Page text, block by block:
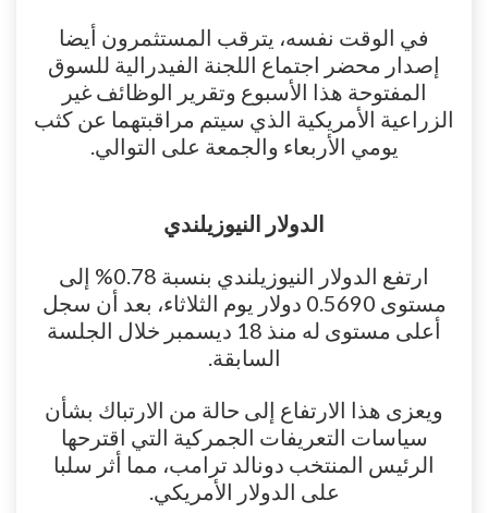
في الوقت نفسه، يترقب المستثمرون أيضا
إصدار محضر اجتماع اللجنة الفيدرالية للسوق
المفتوحة هذا الأسبوع وتقرير الوظائف غير
الزراعية الأمريكية الذي سيتم مراقبتهما عن كثب
يومي الأربعاء والجمعة على التوالي.
الدولار النيوزيلندي
ارتفع الدولار النيوزيلندي بنسبة 0.78% إلى
مستوى 0.5690 دولار يوم الثلاثاء، بعد أن سجل
أعلى مستوى له منذ 18 ديسمبر خلال الجلسة
السابقة.
ويعزى هذا الارتفاع إلى حالة من الارتباك بشأن
سياسات التعريفات الجمركية التي اقترحها
الرئيس المنتخب دونالد ترامب، مما أثر سلبا
على الدولار الأمريكي.